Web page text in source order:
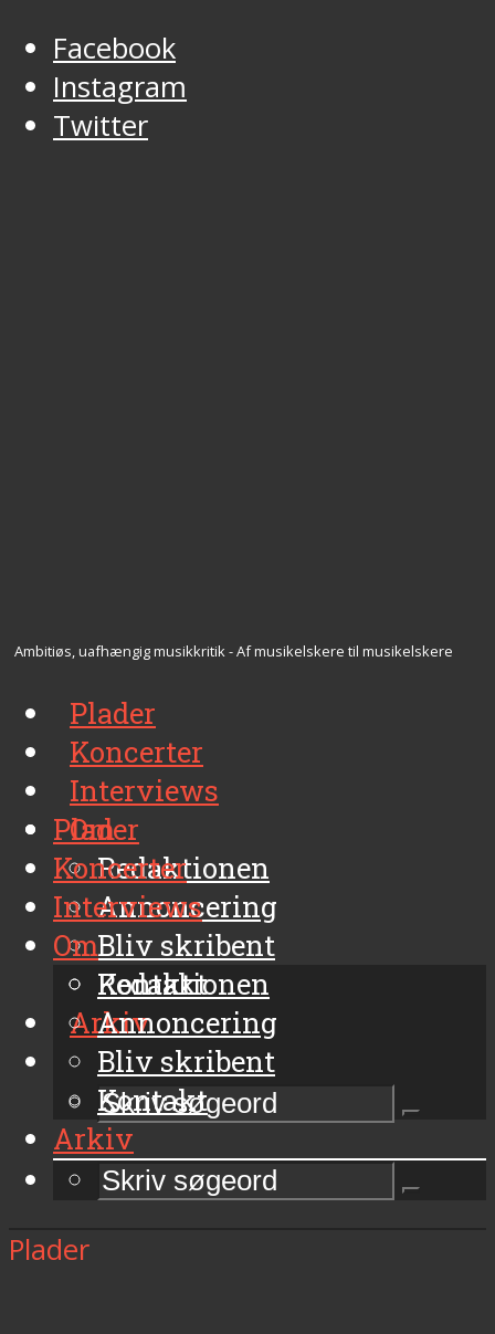
Facebook
Instagram
Twitter
Ambitiøs, uafhængig musikkritik - Af musikelskere til musikelskere
Plader
Koncerter
Interviews
Om
Redaktionen
Annoncering
Bliv skribent
Kontakt
Arkiv
Plader
Koncerter
Interviews
Om
Redaktionen
Annoncering
Bliv skribent
Kontakt
Arkiv
Plader